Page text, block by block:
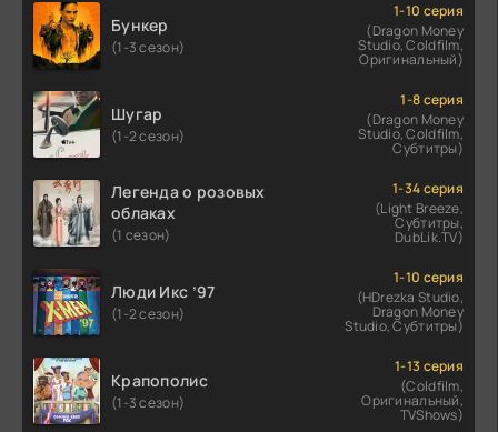
Бункер
(1-3 сезон)
1-10 серия
(Dragon Money
Studio, Coldfilm,
Оригинальный)
Шугар
(1-2 сезон)
1-8 серия
(Dragon Money
Studio, Coldfilm,
Субтитры)
Легенда о розовых
облаках
(1 сезон)
1-34 серия
(Light Breeze,
Субтитры,
DubLik.TV)
Люди Икс ’97
(1-2 сезон)
1-10 серия
(HDrezka Studio,
Dragon Money
Studio, Субтитры)
Крапополис
(1-3 сезон)
1-13 серия
(Coldfilm,
Оригинальный,
TVShows)